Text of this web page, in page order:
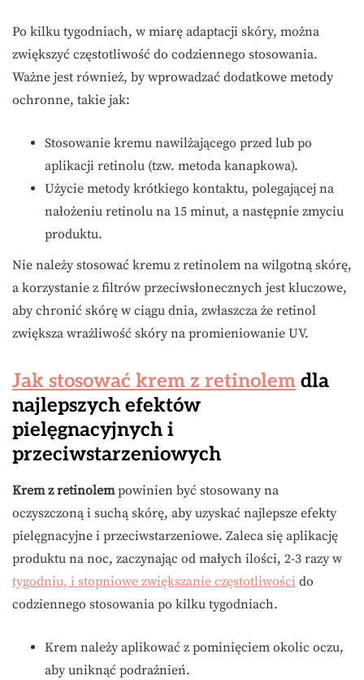
Po kilku tygodniach, w miarę adaptacji skóry, można
zwiększyć częstotliwość do codziennego stosowania.
Ważne jest również, by wprowadzać dodatkowe metody
ochronne, takie jak:
Stosowanie kremu nawilżającego przed lub po
aplikacji retinolu (tzw. metoda kanapkowa).
Użycie metody krótkiego kontaktu, polegającej na
nałożeniu retinolu na 15 minut, a następnie zmyciu
produktu.
Nie należy stosować kremu z retinolem na wilgotną skórę,
a korzystanie z filtrów przeciwsłonecznych jest kluczowe,
aby chronić skórę w ciągu dnia, zwłaszcza że retinol
zwiększa wrażliwość skóry na promieniowanie UV.
Jak stosować krem z retinolem dla
najlepszych efektów
pielęgnacyjnych i
przeciwstarzeniowych
Krem z retinolempowinien być stosowany na
oczyszczoną i suchą skórę, aby uzyskać najlepsze efekty
pielęgnacyjne i przeciwstarzeniowe. Zaleca się aplikację
produktu na noc, zaczynając od małych ilości, 2-3 razy w
tygodniu, i stopniowe zwiększanie częstotliwości do
codziennego stosowania po kilku tygodniach.
Krem należy aplikować z pominięciem okolic oczu,
aby uniknąć podrażnień.